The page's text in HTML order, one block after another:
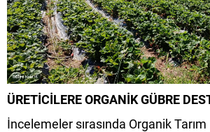
ÜRETİCİLERE ORGANİK GÜBRE
İncelemeler sırasında Organik